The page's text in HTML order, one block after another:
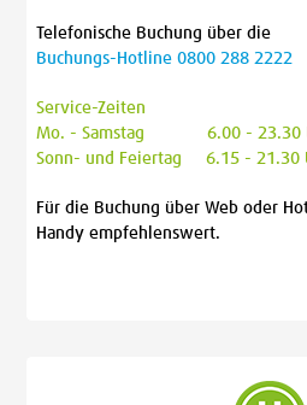
Telefonische Buchung über die
Buchungs-Hotline 0800 288 2222
Service-Zeiten
Mo. - Samstag 6.00 - 23.30
Sonn- und Feiertag 6.15 - 21.30
Für die Buchung über Web oder
Handy empfehlenswert.